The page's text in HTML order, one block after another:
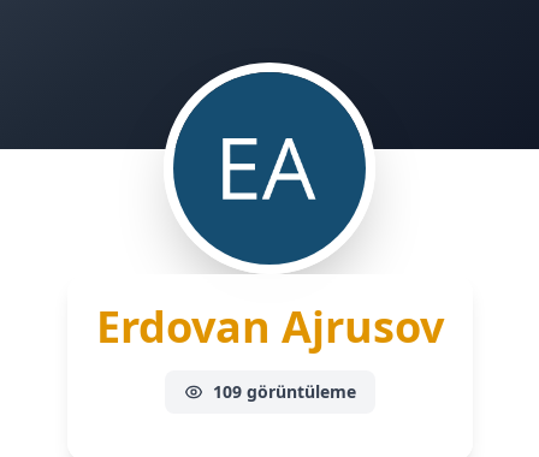
Erdovan Ajrusov
109 görüntüleme